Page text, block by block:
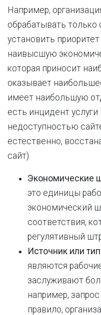
Например,
обрабатывать только
установить
наивысшую
которая приносит
оказывает
имеет наибольшую
есть инцидент
недоступностью
естественно,
сайт).
Экономические
это единицы
экономический
соответствия,
регулятивный
Источник или
являются
заслуживают
например,
правило,